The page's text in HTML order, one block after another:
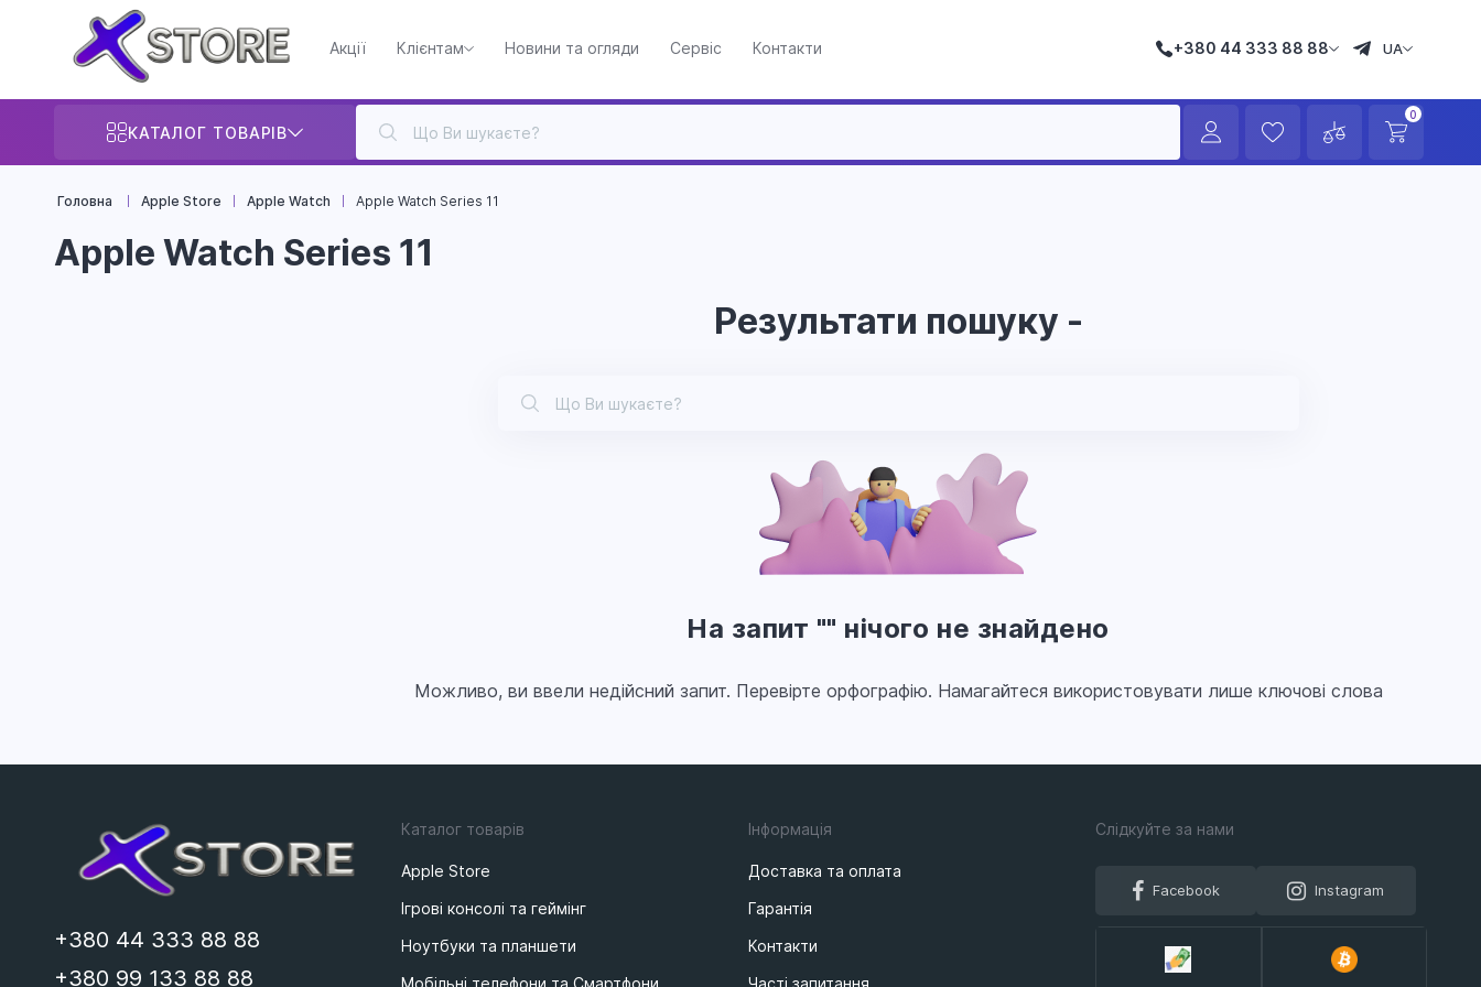
Акції Клієнтам Новини та огляди Сервіс Контакти +380 44 333 88 88 UA
КАТАЛОГ ТОВАРІВ
0
Головна Apple Store Apple Watch Apple Watch Series 11
Apple Watch Series 11
Результати пошуку -
На запит "" нічого не знайдено
Можливо, ви ввели недійсний запит. Перевірте орфографію. Намагайтеся використовувати лише ключові слова
+380 44 333 88 88
+380 99 133 88 88
Каталог товарів
Apple Store
Ігрові консолі та геймінг
Ноутбуки та планшети
Мобільні телефони та Смартфони
Iнформацiя
Доставка та оплата
Гарантія
Контакти
Часті запитання
Слiдкуйте за нами
Facebook Instagram